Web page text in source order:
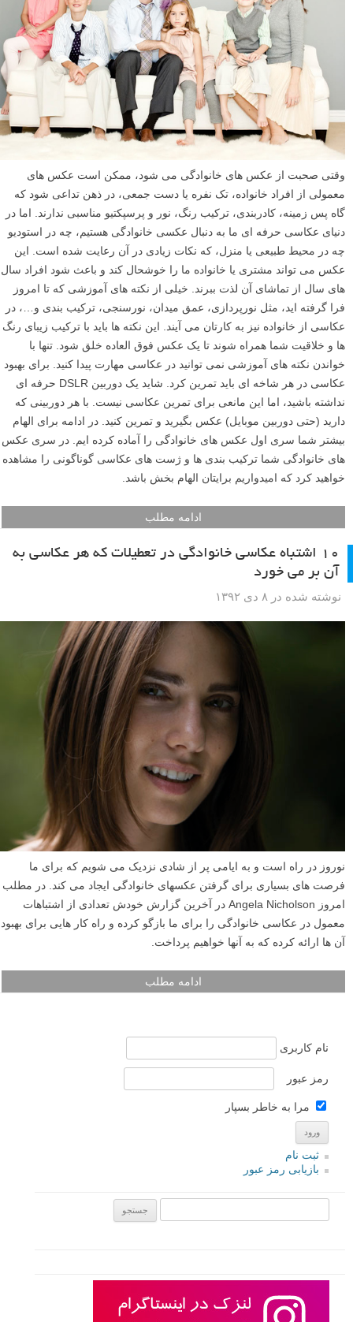
وقتی صحبت از عکس های خانوادگی می شود، ممکن است عکس های
معمولی از افراد خانواده، تک نفره یا دست جمعی، در ذهن تداعی شود که
گاه پس زمینه، کادربندی، ترکیب رنگ، نور و پرسپکتیو مناسبی ندارند. اما در
دنیای عکاسی حرفه ای ما به دنبال عکسی خانوادگی هستیم، چه در استودیو
چه در محیط طبیعی یا منزل، که نکات زیادی در آن رعایت شده است. این
عکس می تواند مشتری یا خانواده ما را خوشحال کند و باعث شود افراد سال
های سال از تماشای آن لذت ببرند. خیلی از نکته های آموزشی که تا امروز
فرا گرفته اید، مثل نورپردازی، عمق میدان، نورسنجی، ترکیب بندی و…، در
عکاسی از خانواده نیز به کارتان می آیند. این نکته ها باید با ترکیب زیبای رنگ
ها و خلاقیت شما همراه شوند تا یک عکس فوق العاده خلق شود. تنها با
خواندن نکته های آموزشی نمی توانید در عکاسی مهارت پیدا کنید. برای بهبود
عکاسی در هر شاخه ای باید تمرین کرد. شاید یک دوربین DSLR حرفه ای
نداشته باشید، اما این مانعی برای تمرین عکاسی نیست. با هر دوربینی که
دارید (حتی دوربین موبایل) عکس بگیرید و تمرین کنید. در ادامه برای الهام
بیشتر شما سری اول عکس های خانوادگی را آماده کرده ایم. در سری عکس
های خانوادگی شما ترکیب بندی ها و ژست های عکاسی گوناگونی را مشاهده
خواهید کرد که امیدواریم برایتان الهام بخش باشد.
ادامه مطلب
۱۰ اشتباه عکاسی خانوادگی در تعطیلات که هر عکاسی به
آن بر می خورد
نوشته شده در ۸ دی ۱۳۹۲
نوروز در راه است و به ایامی پر از شادی نزدیک می شویم که برای ما
فرصت های بسیاری برای گرفتن عکسهای خانوادگی ایجاد می کند. در مطلب
امروز Angela Nicholson در آخرین گزارش خودش تعدادی از اشتباهات
معمول در عکاسی خانوادگی را برای ما بازگو کرده و راه کار هایی برای بهبود
آن ها ارائه کرده که به آنها خواهیم پرداخت.
ادامه مطلب
نام کاربری
رمز عبور
مرا به خاطر بسپار
ثبت نام
بازیابی رمز عبور